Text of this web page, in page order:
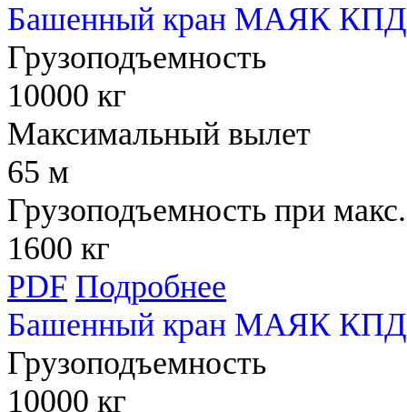
Башенный кран МАЯК КПД
Грузоподъемность
10000 кг
Максимальный вылет
65 м
Грузоподъемность при
1600 кг
PDF Подробнее
Башенный кран МАЯК КПД
Грузоподъемность
10000 кг